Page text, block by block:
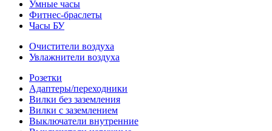
Умные часы
Фитнес-браслеты
Часы БУ
Очистители воздуха
Увлажнители воздуха
Розетки
Адаптеры/переходники
Вилки без заземления
Вилки с заземлением
Выключатели внутренние